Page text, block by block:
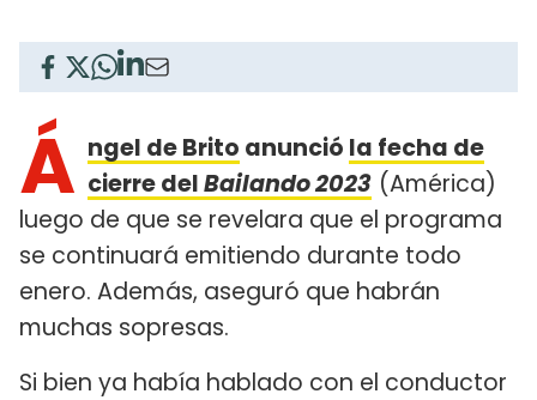
Á ngel de Brito anunció la fecha de
cierre delBailando 2023 (América)
luego de que se revelara que el programa
se continuará emitiendo durante todo
enero. Además, aseguró que habrán
muchas sopresas.
Si bien ya había hablado con el conductor